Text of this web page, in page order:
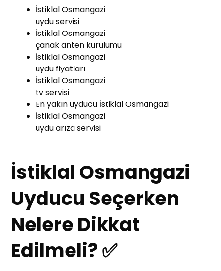
İstiklal Osmangazi
uydu servisi
İstiklal Osmangazi
çanak anten kurulumu
İstiklal Osmangazi
uydu fiyatları
İstiklal Osmangazi
tv servisi
En yakın uyducu İstiklal Osmangazi
İstiklal Osmangazi
uydu arıza servisi
İstiklal Osmangazi
Uyducu Seçerken
Nelere Dikkat
Edilmeli? ✅